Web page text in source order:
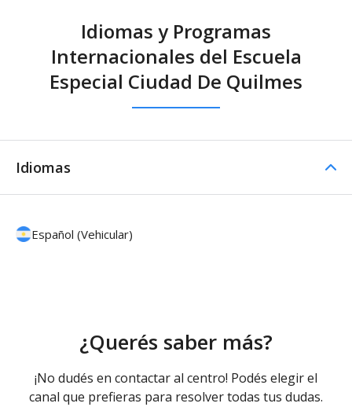
Idiomas y Programas
Internacionales del Escuela
Especial Ciudad De Quilmes
Idiomas
Español (Vehicular)
¿Querés saber más?
¡No dudés en contactar al centro! Podés elegir el
canal que prefieras para resolver todas tus dudas.